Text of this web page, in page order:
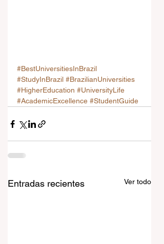
#BestUniversitiesInBrazil
#StudyInBrazil #BrazilianUniversities
#HigherEducation #UniversityLife
#AcademicExcellence #StudentGuide
Entradas recientes Ver todo